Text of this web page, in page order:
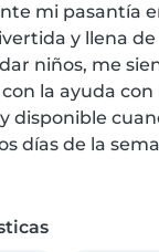
mi pasantía
y llena
niños, me
la ayuda con
disponible
días de la